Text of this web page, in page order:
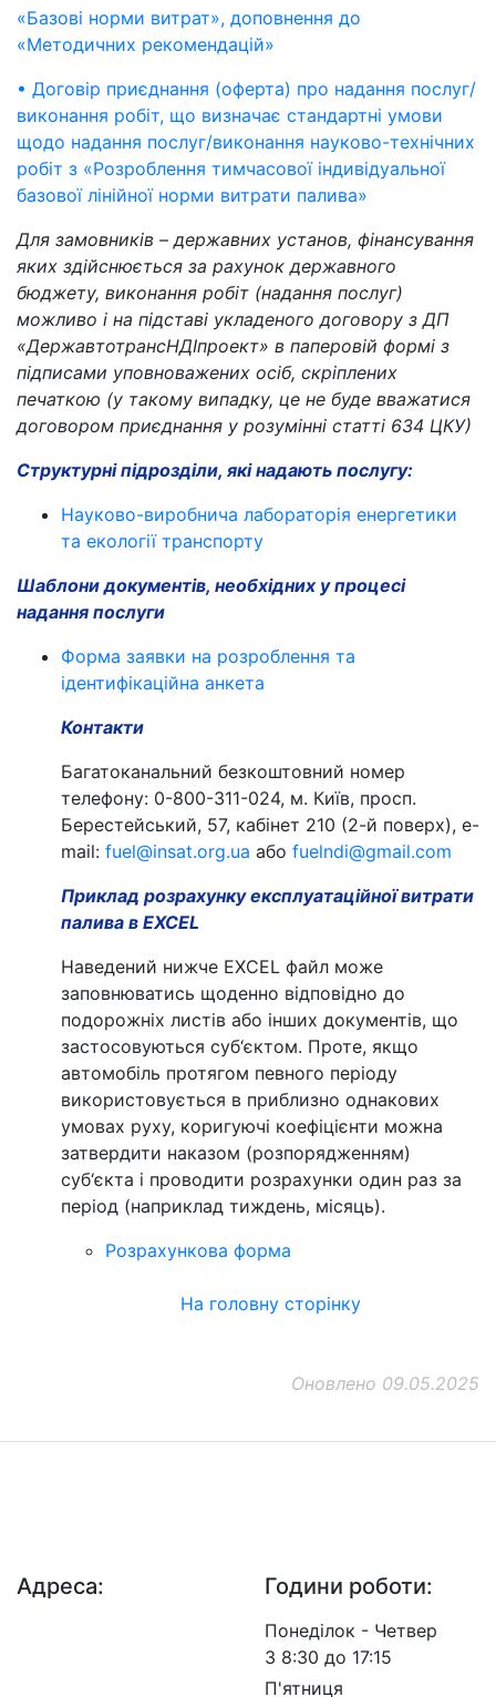
«Базові норми витрат», доповнення до
«Методичних рекомендацій»
• Договір приєднання (оферта) про надання послуг/
виконання робіт, що визначає стандартні умови
щодо надання послуг/виконання науково-технічних
робіт з «Розроблення тимчасової індивідуальної
базової лінійної норми витрати палива»
Для замовників – державних установ, фінансування
яких здійснюється за рахунок державного
бюджету, виконання робіт (надання послуг)
можливо і на підставі укладеного договору з ДП
«ДержавтотрансНДІпроект» в паперовій формі з
підписами уповноважених осіб, скріплених
печаткою (у такому випадку, це не буде вважатися
договором приєднання у розумінні статті 634 ЦКУ)
Структурні підрозділи, які надають послугу:
Науково-виробнича лабораторія енергетики
та екології транспорту
Шаблони документів, необхідних у процесі
надання послуги
Форма заявки на розроблення та
ідентифікаційна анкета
Контакти
Багатоканальний безкоштовний номер
телефону: 0-800-311-024, м. Київ, просп.
Берестейський, 57, кабінет 210 (2-й поверх), e-
mail: fuel@insat.org.ua або fuelndi@gmail.com
Приклад розрахунку експлуатаційної витрати
палива в EXCEL
Наведений нижче EXCEL файл може
заповнюватись щоденно відповідно до
подорожніх листів або інших документів, що
застосовуються суб‘єктом. Проте, якщо
автомобіль протягом певного періоду
використовується в приблизно однакових
умовах руху, коригуючі коефіцієнти можна
затвердити наказом (розпорядженням)
суб‘єкта і проводити розрахунки один раз за
період (наприклад тиждень, місяць).
Розрахункова форма
На головну сторінку
Оновлено 09.05.2025
Адреса: Години роботи:
Понеділок - Четвер
З 8:30 до 17:15
П'ятниця